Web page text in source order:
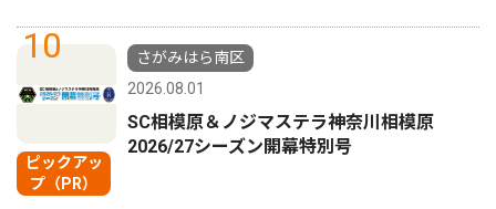
10
ピックアッ
プ（PR）
さがみはら南区
2026.08.01
SC相模原＆ノジマステラ神奈川相模原
2026/27シーズン開幕特別号